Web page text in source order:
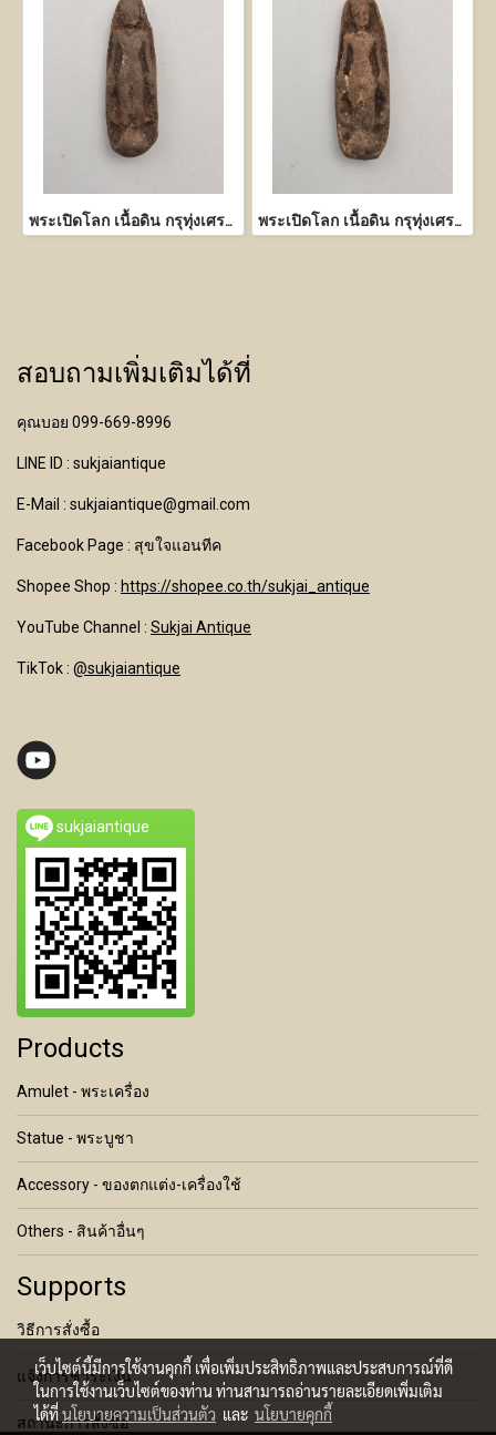
พระเปิดโลก เนื้อดิน กรุทุ่งเศรษฐี กำแพงเพชร พระเปิดโลก เนื้อดิน กรุทุ่งเศรษฐี กำแพงเพชร
สอบถามเพิ่มเติมได้ที่
คุณบอย 099-669-8996
LINE ID : sukjaiantique
E-Mail : sukjaiantique@gmail.com
Facebook Page : สุขใจแอนทีค
Shopee Shop : https://shopee.co.th/sukjai_antique
YouTube Channel : Sukjai Antique
TikTok : @sukjaiantique
sukjaiantique
Products
Amulet - พระเครื่อง
Statue - พระบูชา
Accessory - ของตกแต่ง-เครื่องใช้
Others - สินค้าอื่นๆ
Supports
วิธีการสั่งซื้อ
แจ้งการชำระเงิน
สถานะการสั่งซื้อ
เว็บไซต์นี้มีการใช้งานคุกกี้ เพื่อเพิ่มประสิทธิภาพและประสบการณ์ที่ดี
ในการใช้งานเว็บไซต์ของท่าน ท่านสามารถอ่านรายละเอียดเพิ่มเติม
ได้ที่นโยบายความเป็นส่วนตัว และ นโยบายคุกกี้